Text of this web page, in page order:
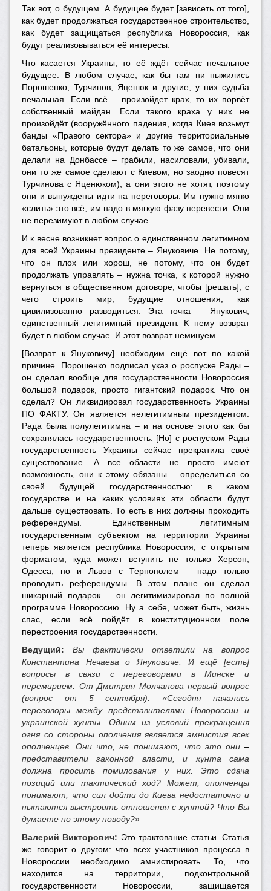
Так вот, о будущем. А будущее будет [зависеть от того],
как будет продолжаться государственное строительство,
как будет защищаться республика Новороссия, как
будут реализовываться её интересы.
Что касается Украины, то её ждёт сейчас печальное
будущее. В любом случае, как бы там ни пыжились
Порошенко, Турчинов, Яценюк и другие, у них судьба
печальная. Если всё – произойдет крах, то их порвёт
собственный майдан. Если такого краха у них не
произойдёт (вооружённого падения, когда Киев возьмут
банды «Правого сектора» и другие территориальные
батальоны, которые будут делать то же самое, что они
делали на Донбассе – грабили, насиловали, убивали,
они то же самое сделают с Киевом, но заодно повесят
Турчинова с Яценюком), а они этого не хотят, поэтому
они и вынуждены идти на переговоры. Им нужно мягко
«слить» это всё, им надо в мягкую фазу перевести. Они
не перезимуют в любом случае.
И к весне возникнет вопрос о единственном легитимном
для всей Украины президенте – Януковиче. Не потому,
что он плох или хорош, не потому, что он будет
продолжать управлять – нужна точка, к которой нужно
вернуться в общественном договоре, чтобы [решать], с
чего строить мир, будущие отношения, как
цивилизованно разводиться. Эта точка – Янукович,
единственный легитимный президент. К нему возврат
будет в любом случае. И этот возврат неминуем.
[Возврат к Януковичу] необходим ещё вот по какой
причине. Порошенко подписал указ о роспуске Рады –
он сделал вообще для государственности Новороссия
большой подарок, просто гигантский подарок. Что он
сделал? Он ликвидировал государственность Украины
ПО ФАКТУ. Он является нелегитимным президентом.
Рада была полулегитимна – и на основе этого как бы
сохранялась государственность. [Но] с роспуском Рады
государственность Украины сейчас прекратила своё
существование. А все области не просто имеют
возможность, они к этому обязаны – определиться со
своей будущей государственностью: в каком
государстве и на каких условиях эти области будут
дальше существовать. То есть в них должны проходить
референдумы. Единственным легитимным
государственным субъектом на территории Украины
теперь является республика Новороссия, с открытым
форматом, куда может вступить не только Херсон,
Одесса, но и Львов с Тернополем – надо только
проводить референдумы. В этом плане он сделал
шикарный подарок – он легитимизировал по полной
программе Новороссию. Ну а себе, может быть, жизнь
спас, если всё пойдёт в конституционном поле
перестроения государственности.
Ведущий: Вы фактически ответили на вопрос
Константина Нечаева о Януковиче. И ещё [есть]
вопросы в связи с переговорами в Минске и
перемирием. От Дмитрия Молчанова первый вопрос
(вопрос от 5 сентября): «Сегодня начались
переговоры между представителями Новороссии и
украинской хунты. Одним из условий прекращения
огня со стороны ополчения является амнистия всех
ополченцев. Они что, не понимают, что это они –
представители законной власти, и хунта сама
должна просить помилования у них. Это сдача
позиций или тактический ход? Может, ополченцы
понимают, что сил дойти до Киева недостаточно и
пытаются выстроить отношения с хунтой? Что Вы
думаете по этому поводу?»
Валерий Викторович: Это трактование статьи. Статья
же говорит о другом: что всех участников процесса в
Новороссии необходимо амнистировать. То, что
находится на территории, подконтрольной
государственности Новороссии, защищается